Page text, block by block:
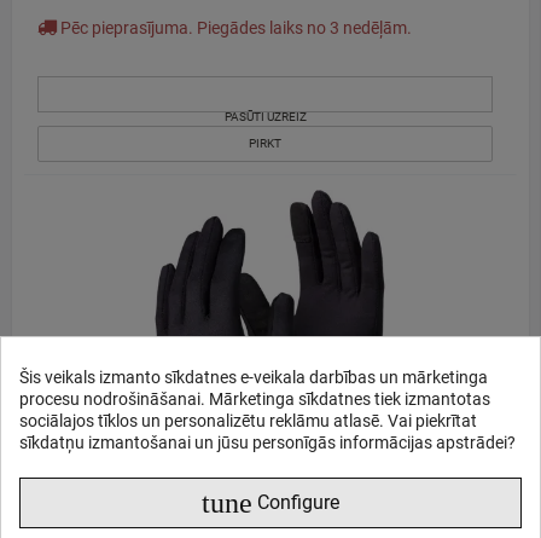
Šis veikals izmanto sīkdatnes e-veikala darbības un mārketinga
procesu nodrošināšanai. Mārketinga sīkdatnes tiek izmantotas
sociālajos tīklos un personalizētu reklāmu atlasē. Vai piekrītat
sīkdatņu izmantošanai un jūsu personīgās informācijas apstrādei?
tune Configure
Pēc pieprasījuma. Piegādes laiks no 3 nedēļām.
PASŪTI UZREIZ
PIRKT